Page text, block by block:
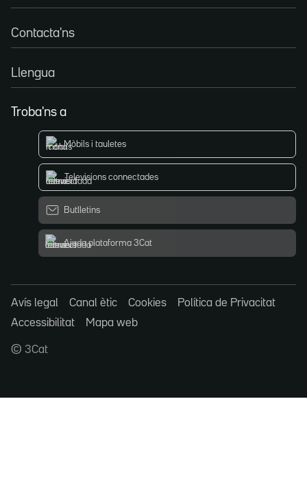
Contacta'ns
Llengua
Troba'ns a
Mòbils i tauletes
Televisions connectades
Butlletins
Ajuda plataforma 3Cat
Avís legal Canal ètic Cookies
Política de Privacitat
Accessibilitat
Mapa web
© 3Cat